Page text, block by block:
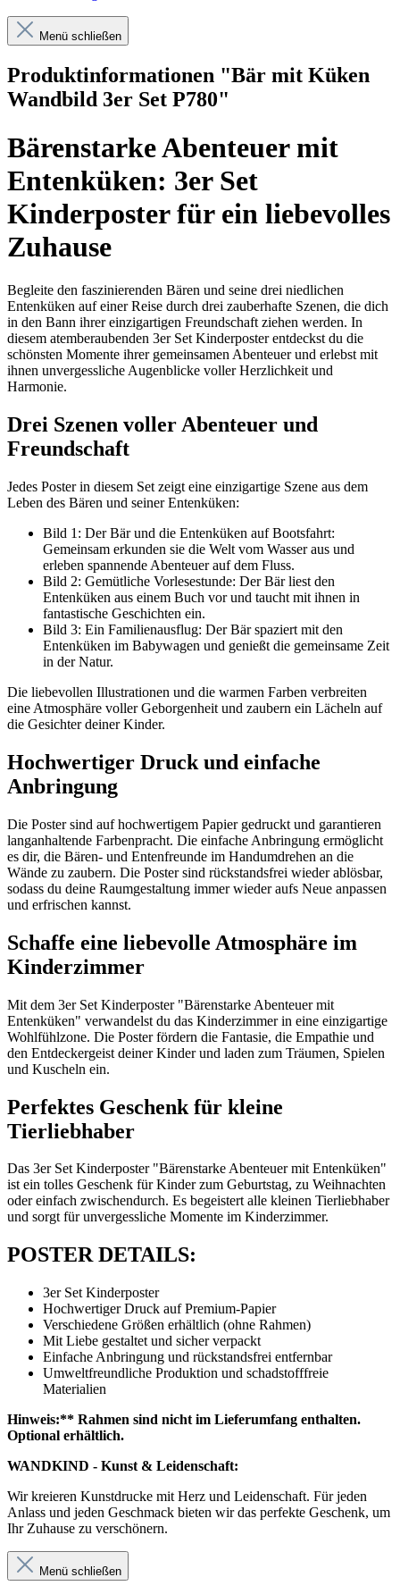
Menü schließen
Produktinformationen "Bär mit Küken
Wandbild 3er Set P780"
Bärenstarke Abenteuer mit
Entenküken: 3er Set
Kinderposter für ein liebevolles
Zuhause
Begleite den faszinierenden Bären und seine drei niedlichen
Entenküken auf einer Reise durch drei zauberhafte Szenen, die dich
in den Bann ihrer einzigartigen Freundschaft ziehen werden. In
diesem atemberaubenden 3er Set Kinderposter entdeckst du die
schönsten Momente ihrer gemeinsamen Abenteuer und erlebst mit
ihnen unvergessliche Augenblicke voller Herzlichkeit und
Harmonie.
Drei Szenen voller Abenteuer und
Freundschaft
Jedes Poster in diesem Set zeigt eine einzigartige Szene aus dem
Leben des Bären und seiner Entenküken:
Bild 1: Der Bär und die Entenküken auf Bootsfahrt:
Gemeinsam erkunden sie die Welt vom Wasser aus und
erleben spannende Abenteuer auf dem Fluss.
Bild 2: Gemütliche Vorlesestunde: Der Bär liest den
Entenküken aus einem Buch vor und taucht mit ihnen in
fantastische Geschichten ein.
Bild 3: Ein Familienausflug: Der Bär spaziert mit den
Entenküken im Babywagen und genießt die gemeinsame Zeit
in der Natur.
Die liebevollen Illustrationen und die warmen Farben verbreiten
eine Atmosphäre voller Geborgenheit und zaubern ein Lächeln auf
die Gesichter deiner Kinder.
Hochwertiger Druck und einfache
Anbringung
Die Poster sind auf hochwertigem Papier gedruckt und garantieren
langanhaltende Farbenpracht. Die einfache Anbringung ermöglicht
es dir, die Bären- und Entenfreunde im Handumdrehen an die
Wände zu zaubern. Die Poster sind rückstandsfrei wieder ablösbar,
sodass du deine Raumgestaltung immer wieder aufs Neue anpassen
und erfrischen kannst.
Schaffe eine liebevolle Atmosphäre im
Kinderzimmer
Mit dem 3er Set Kinderposter "Bärenstarke Abenteuer mit
Entenküken" verwandelst du das Kinderzimmer in eine einzigartige
Wohlfühlzone. Die Poster fördern die Fantasie, die Empathie und
den Entdeckergeist deiner Kinder und laden zum Träumen, Spielen
und Kuscheln ein.
Perfektes Geschenk für kleine
Tierliebhaber
Das 3er Set Kinderposter "Bärenstarke Abenteuer mit Entenküken"
ist ein tolles Geschenk für Kinder zum Geburtstag, zu Weihnachten
oder einfach zwischendurch. Es begeistert alle kleinen Tierliebhaber
und sorgt für unvergessliche Momente im Kinderzimmer.
POSTER DETAILS:
3er Set Kinderposter
Hochwertiger Druck auf Premium-Papier
Verschiedene Größen erhältlich (ohne Rahmen)
Mit Liebe gestaltet und sicher verpackt
Einfache Anbringung und rückstandsfrei entfernbar
Umweltfreundliche Produktion und schadstofffreie
Materialien
Hinweis:** Rahmen sind nicht im Lieferumfang enthalten.
Optional erhältlich.
WANDKIND - Kunst & Leidenschaft:
Wir kreieren Kunstdrucke mit Herz und Leidenschaft. Für jeden
Anlass und jeden Geschmack bieten wir das perfekte Geschenk, um
Ihr Zuhause zu verschönern.
Menü schließen